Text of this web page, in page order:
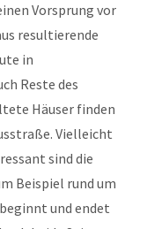
Vorsprung vor
resultierende
in
Reste des
Häuser finden
Vielleicht
sind die
Beispiel rund um
und endet